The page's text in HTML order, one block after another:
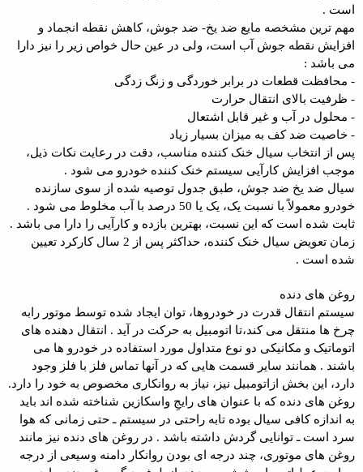
است .
مهم ترین مشخصه مایع ضد یخ- ضد جوش، کاهش نقطه انجماد و
افزایش نقطه جوش آب است، ولی در عین حال خواص زیر را نیز دارا
می باشد :
- محافظت قطعات در برابر خوردگی و زنگ زدگی
- ظرفیت بالای انتقال حرارت
- محلول در آب و غیر قابل اشتعال
- خاصیت ضد کف به میزان بسیار زیاد
پس از انتخاب سیال خنک کننده مناسب، دقت در رعایت نکات ذیل،
موجب افزایش کارآیی سیستم خنک کننده خودرو می شود .
سیال ضد یخ ضد جوش، طبق جدول توصیه شده از سوی سازنده
خودرو معمولاً با نسبت یک، یک یا 50 درصد با آب مخلوط می شود .
ثابت شده است که این نسبت، بهترین بازده و کارآیی را دارا می باشد .
زمان تعویض سیال خنک کننده، حداکثر پس از 2 سال کارکرد تعیین
شده است .
روغن های دنده
سیستم انتقال قدرت در خودروها، توان ایجاد شده توسط موتور رابه
چرخ ها منتقل می کند،تا اتومبیل به حرکت در آید . انتقال دهنده های
اتوماتیک و مکانیکی دو نوع متداول مورد استفاده در خودرو ها می
باشند . همانند سایر قسمت هایی که در آنها تماس فلز با فلز وجود
دارد، این بخش ازاتومبیل نیز، نیاز به روانکاری مخصوص به خود را دارد.
روغن های دنده که با عنوان های رایجِ واسکازین شناخته شده اند باید
به اندازه کافی سیال بوده تابه راحتی در سیستم ـ حتی زمانی که هوا
سرد است ـ توانایی گردش داشته باشد . در روغن های دنده نیز مانند
روغن های موتوری، چند درجه ای بودن روانکار دامنه وسیعی از درجه